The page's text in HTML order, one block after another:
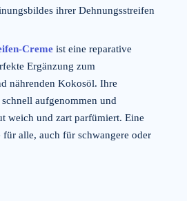
ihrer Dehnungsstreifen
Creme ist eine reparative
Ergänzung zum
nährenden Kokosöl. Ihre
aufgenommen und
weich und zart parfümiert. Eine
für alle, auch für schwangere oder